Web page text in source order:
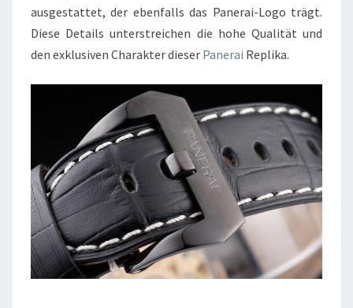
ausgestattet, der ebenfalls das Panerai-Logo trägt.
Diese Details unterstreichen die hohe Qualität und
den exklusiven Charakter dieser Panerai Replika.